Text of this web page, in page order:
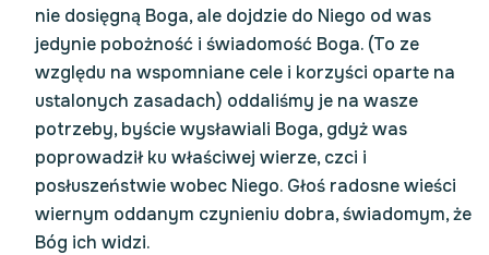
nie dosięgną Boga, ale dojdzie do Niego od was
jedynie pobożność i świadomość Boga. (To ze
względu na wspomniane cele i korzyści oparte na
ustalonych zasadach) oddaliśmy je na wasze
potrzeby, byście wysławiali Boga, gdyż was
poprowadził ku właściwej wierze, czci i
posłuszeństwie wobec Niego. Głoś radosne wieści
wiernym oddanym czynieniu dobra, świadomym, że
Bóg ich widzi.